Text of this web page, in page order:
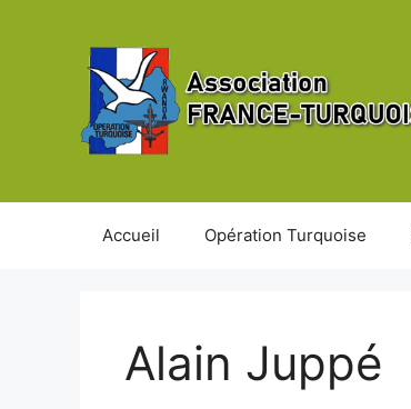
Accueil Opération Turquoise
Alain Juppé